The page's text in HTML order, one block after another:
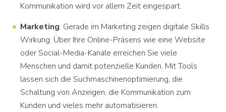
Kommunikation wird vor allem Zeit eingespart.
Marketing: Gerade im Marketing zeigen digitale Skills
Wirkung. Über Ihre Online-Präsens wie eine Website
oder Social-Media-Kanäle erreichen Sie viele
Menschen und damit potenzielle Kunden. Mit Tools
lassen sich die Suchmaschinenoptimierung, die
Schaltung von Anzeigen, die Kommunikation zum
Kunden und vieles mehr automatisieren.